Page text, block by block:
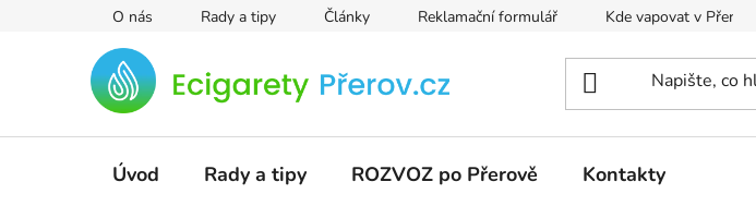
O nás Rady a tipy Články Reklamační formulář Kde vapovat v Přerově?
Úvod Rady a tipy ROZVOZ po Přerově Kontakty